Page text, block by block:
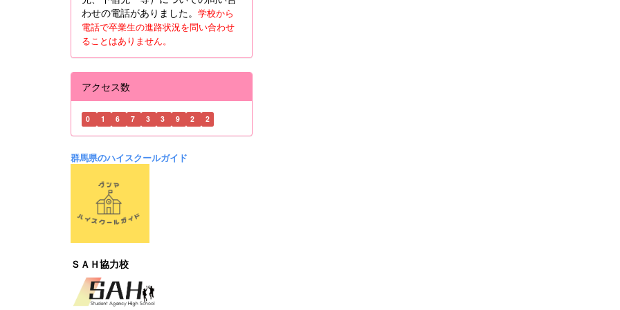
わせの電話がありました。 学校から
電話で卒業生の進路状況を問い合わせ
ることはありません。
アクセス数
0 1 6 7 3 3 9 2 2
群馬県のハイスクールガイド
ＳＡＨ協力校